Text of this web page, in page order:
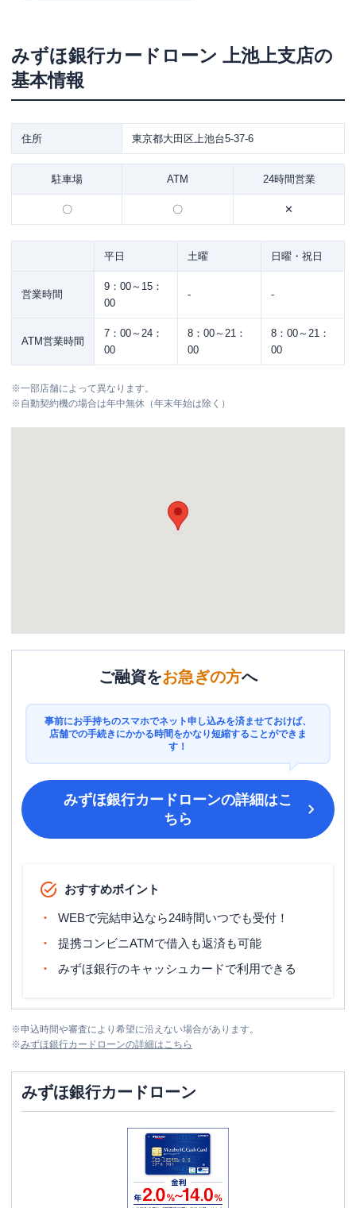
みずほ銀行カードローン 上池上支店の
基本情報
住所 東京都大田区上池台5-37-6
駐車場 ATM 24時間営業
〇 〇 ✕
平日 土曜 日曜・祝日
営業時間
9：00～15：
00
- -
ATM営業時間
7：00～24：
00
8：00～21：
00
8：00～21：
00
※一部店舗によって異なります。
※自動契約機の場合は年中無休（年末年始は除く）
ご融資をお急ぎの方へ
事前にお手持ちのスマホでネット申し込みを済ませておけば、
店舗での手続きにかかる時間をかなり短縮することができま
す！
みずほ銀行カードローンの詳細はこ
ちら
おすすめポイント
WEBで完結申込なら24時間いつでも受付！
提携コンビニATMで借入も返済も可能
みずほ銀行のキャッシュカードで利用できる
※申込時間や審査により希望に沿えない場合があります。
※みずほ銀行カードローンの詳細はこちら
みずほ銀行カードローン